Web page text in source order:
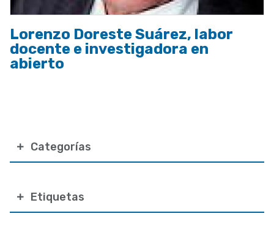
Categorías
Etiquetas
Lorenzo Doreste Suárez, labor
docente e investigadora en
abierto